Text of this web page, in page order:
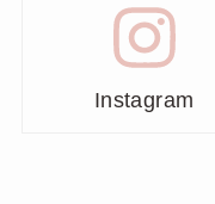
Instagram